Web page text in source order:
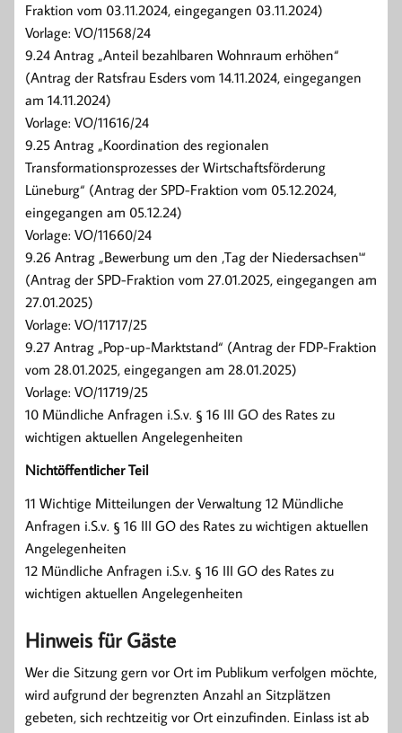
Fraktion vom 03.11.2024, eingegangen 03.11.2024)
Vorlage: VO/11568/24
9.24 Antrag „Anteil bezahlbaren Wohnraum erhöhen“
(Antrag der Ratsfrau Esders vom 14.11.2024, eingegangen
am 14.11.2024)
Vorlage: VO/11616/24
9.25 Antrag „Koordination des regionalen
Transformationsprozesses der Wirtschaftsförderung
Lüneburg“ (Antrag der SPD-Fraktion vom 05.12.2024,
eingegangen am 05.12.24)
Vorlage: VO/11660/24
9.26 Antrag „Bewerbung um den ‚Tag der Niedersachsen'“
(Antrag der SPD-Fraktion vom 27.01.2025, eingegangen am
27.01.2025)
Vorlage: VO/11717/25
9.27 Antrag „Pop-up-Marktstand“ (Antrag der FDP-Fraktion
vom 28.01.2025, eingegangen am 28.01.2025)
Vorlage: VO/11719/25
10 Mündliche Anfragen i.S.v. § 16 III GO des Rates zu
wichtigen aktuellen Angelegenheiten
Nichtöffentlicher Teil
11 Wichtige Mitteilungen der Verwaltung 12 Mündliche
Anfragen i.S.v. § 16 III GO des Rates zu wichtigen aktuellen
Angelegenheiten
12 Mündliche Anfragen i.S.v. § 16 III GO des Rates zu
wichtigen aktuellen Angelegenheiten
Hinweis für Gäste
Wer die Sitzung gern vor Ort im Publikum verfolgen möchte,
wird aufgrund der begrenzten Anzahl an Sitzplätzen
gebeten, sich rechtzeitig vor Ort einzufinden. Einlass ist ab